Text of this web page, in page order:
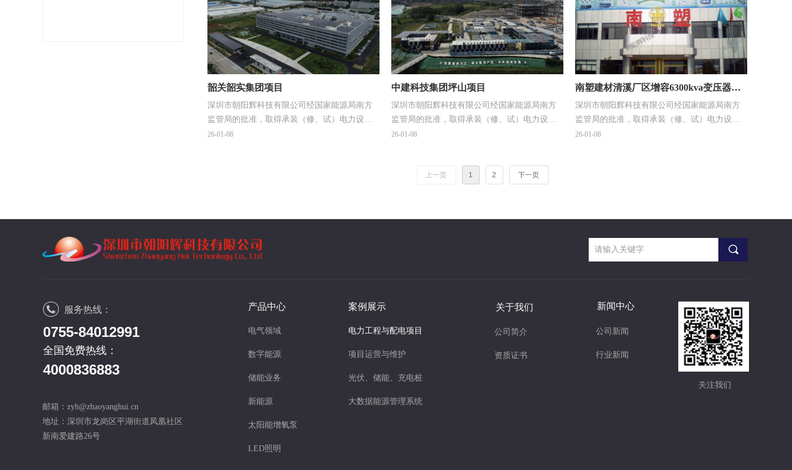
韶关韶实集团项目
深圳市朝阳辉科技有限公司经国家能源局南方
监管局的批准，取得承装（修、试）电力设施
许可证（承装三级、承修三级、承试四级）。
26-01-08
中建科技集团坪山项目
深圳市朝阳辉科技有限公司经国家能源局南方
监管局的批准，取得承装（修、试）电力设施
许可证（承装三级、承修三级、承试四级）。
26-01-08
南塑建材清溪厂区增容6300kva变压器、
低压配电安装工程
深圳市朝阳辉科技有限公司经国家能源局南方
监管局的批准，取得承装（修、试）电力设施
许可证（承装三级、承修三级、承试四级）。
26-01-08
上一页 1 2 下一页
服务热线：
0755-84012991
全国免费热线：
4000836883
邮箱：zyh@zhaoyanghui.cn
地址：深圳市龙岗区平湖街道凤凰社区
新南爱建路26号
关注我们
产品中心
电气领域
数字能源
储能业务
新能源
太阳能增氧泵
LED照明
关于我们
公司简介
资质证书
新闻中心
公司新闻
行业新闻
案例展示
电力工程与配电项目
项目运营与维护
光伏、储能、充电桩
大数据能源管理系统
끠